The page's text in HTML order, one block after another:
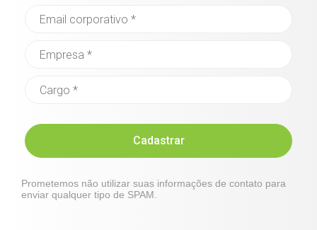
Cadastrar
Prometemos não utilizar suas informações de contato para
enviar qualquer tipo de SPAM.